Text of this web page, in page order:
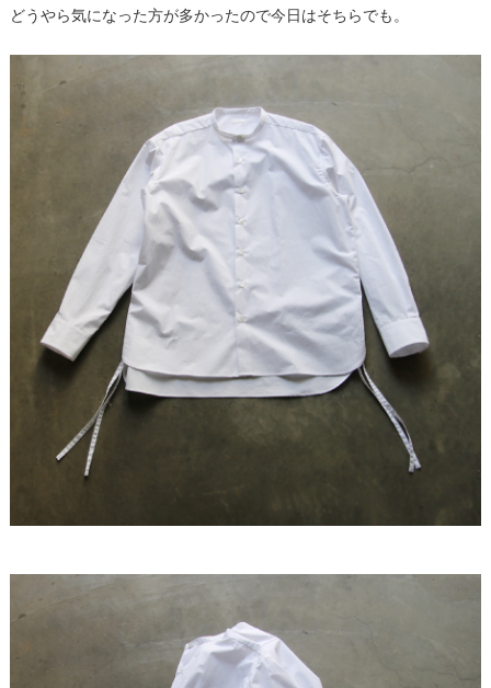
どうやら気になった方が多かったので今日はそちらでも。